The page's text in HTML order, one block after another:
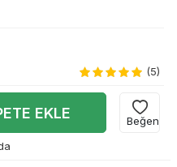
(5)
EKLE
Beğen